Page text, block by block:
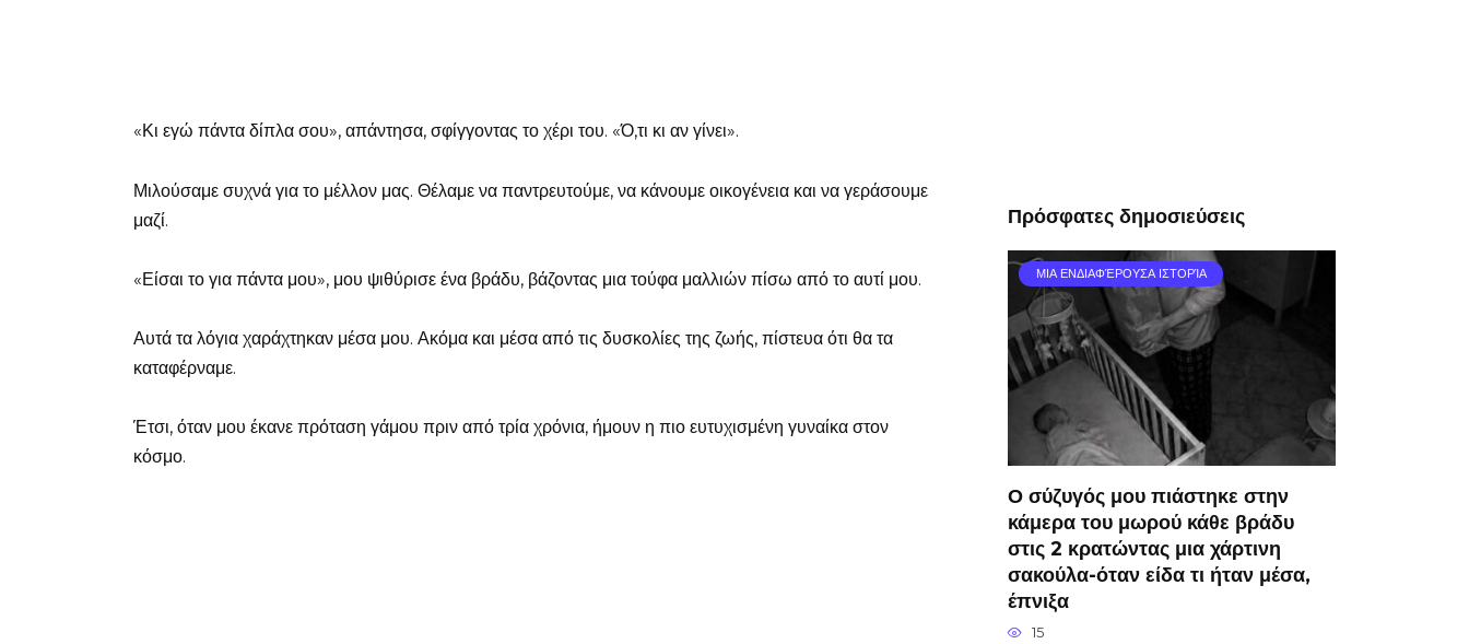
«Κι εγώ πάντα δίπλα σου», απάντησα, σφίγγοντας το χέρι του. «Ό,τι κι αν γίνει».
Μιλούσαμε συχνά για το μέλλον μας. Θέλαμε να παντρευτούμε, να κάνουμε οικογένεια και να γεράσουμε
μαζί.
«Είσαι το για πάντα μου», μου ψιθύρισε ένα βράδυ, βάζοντας μια τούφα μαλλιών πίσω από το αυτί μου.
Αυτά τα λόγια χαράχτηκαν μέσα μου. Ακόμα και μέσα από τις δυσκολίες της ζωής, πίστευα ότι θα τα
καταφέρναμε.
Έτσι, όταν μου έκανε πρόταση γάμου πριν από τρία χρόνια, ήμουν η πιο ευτυχισμένη γυναίκα στον
κόσμο.
Πρόσφατες δημοσιεύσεις
ΜΙΑ ΕΝΔΙΑΦΈΡΟΥΣΑ ΙΣΤΟΡΊΑ
Ο σύζυγός μου πιάστηκε στην
κάμερα του μωρού κάθε βράδυ
στις 2 κρατώντας μια χάρτινη
σακούλα-όταν είδα τι ήταν μέσα,
έπνιξα
15